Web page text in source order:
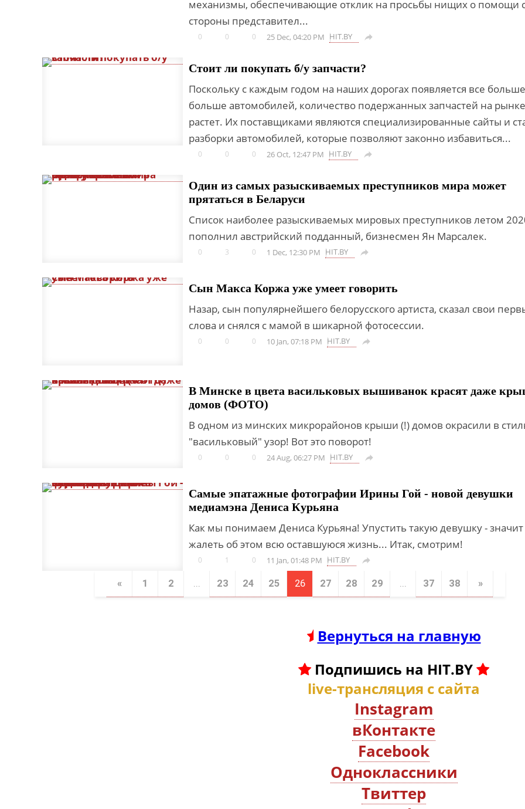
механизмы, обеспечивающие отклик на просьбы нищих о помощи
стороны представител...
0 0 0 25 Dec, 04:20 PM HIT.BY 
Стоит ли покупать б/у запчасти?
Поскольку с каждым годом на наших дорогах появляется все
больше автомобилей, количество подержанных запчастей на рынке
растет. Их поставщиками являются специализированные сайты и
разборки автомобилей, которые позволяют законно избавиться...
0 0 0 26 Oct, 12:47 PM HIT.BY 
Один из самых разыскиваемых преступников мира может
прятаться в Беларуси
Список наиболее разыскиваемых мировых преступников летом
пополнил австрийский подданный, бизнесмен Ян Марсалек.
0 3 0 1 Dec, 12:30 PM HIT.BY 
Сын Макса Коржа уже умеет говорить
Назар, сын популярнейшего белорусского артиста, сказал свои
слова и снялся с мамой в шикарной фотосессии.
0 0 0 10 Jan, 07:18 PM HIT.BY 
В Минске в цвета васильковых вышиванок красят даже
домов (ФОТО)
В одном из минских микрорайонов крыши (!) домов окрасили в
"васильковый" узор! Вот это поворот!
0 0 0 24 Aug, 06:27 PM HIT.BY 
Самые эпатажные фотографии Ирины Гой - новой девушки
медиамэна Дениса Курьяна
Как мы понимаем Дениса Курьяна! Упустить такую девушку - значит
жалеть об этом всю оставшуюся жизнь... Итак, смотрим!
0 1 0 11 Jan, 01:48 PM HIT.BY 
« 1 2 ... 23 24 25 26 27 28 29 ... 37 38 »
Вернуться на главную
Подпишись на HIT.BY
live-трансляция с сайта
Instagram
вКонтакте
Facebook
Oдноклассники
Твиттер